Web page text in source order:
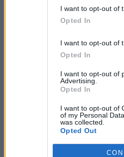
I want to opt-out of
Opted In
I want to opt-out of
Opted In
I want to opt-out of
Advertising.
Opted In
I want to opt-out of
of my Personal
was collected.
Opted Out